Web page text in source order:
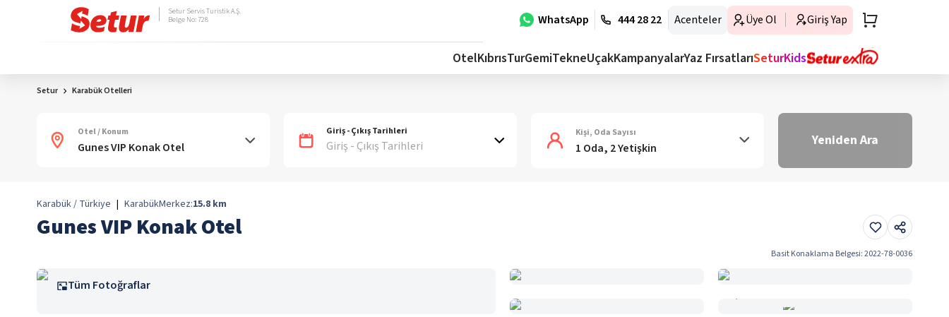
WhatsApp 444 28 22 Acenteler Üye Ol Giriş Yap
Setur Servis Turistik A.Ş.
Belge No: 728
OtelKıbrısTurGemiTekneUçakKampanyalarYaz FırsatlarıSeturKids
Setur Karabük Otelleri
Otel / Konum Giriş - Çıkış Tarihleri
Giriş - Çıkış Tarihleri
Kişi, Oda Sayısı
1 Oda, 2 Yetişkin Yeniden Ara
Karabük / Türkiye | KarabükMerkez:15.8 km
Gunes VIP Konak Otel
Basit Konaklama Belgesi:2022-78-0036
Tüm Fotoğraflar